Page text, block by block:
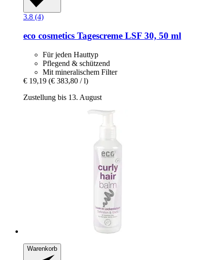
3.8 (4)
eco cosmetics Tagescreme LSF 30, 50 ml
Für jeden Hauttyp
Pflegend & schützend
Mit mineralischem Filter
€ 19,19 (€ 383,80 / l)
Zustellung bis 13. August
Warenkorb